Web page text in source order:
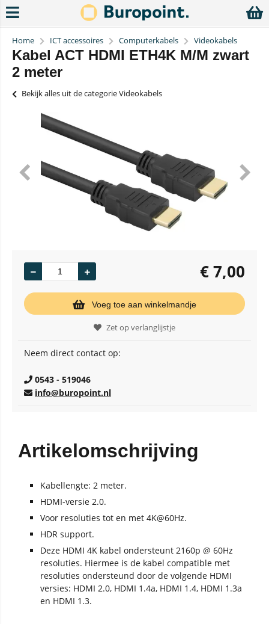
Home ICT accessoires Computerkabels Videokabels
Kabel ACT HDMI ETH4K M/M zwart
2 meter
Bekijk alles uit de categorie Videokabels
€7,00
Voeg toe aan winkelmandje
Zet op verlanglijstje
Neem direct contact op:
0543 - 519046
info@buropoint.nl
Artikelomschrijving
Kabellengte: 2 meter.
HDMI-versie 2.0.
Voor resoluties tot en met 4K@60Hz.
HDR support.
Deze HDMI 4K kabel ondersteunt 2160p @ 60Hz
resoluties. Hiermee is de kabel compatible met
resoluties ondersteund door de volgende HDMI
versies: HDMI 2.0, HDMI 1.4a, HDMI 1.4, HDMI 1.3a
en HDMI 1.3.